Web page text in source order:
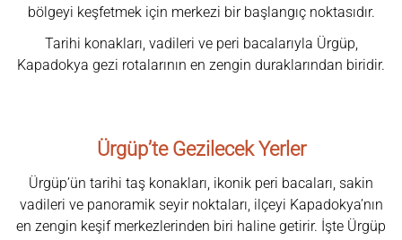
bölgeyi keşfetmek için merkezi bir başlangıç noktasıdır.
Tarihi konakları, vadileri ve peri bacalarıyla Ürgüp,
Kapadokya gezi rotalarının en zengin duraklarından biridir.
Ürgüp’te Gezilecek Yerler
Ürgüp’ün tarihi taş konakları, ikonik peri bacaları, sakin
vadileri ve panoramik seyir noktaları, ilçeyi Kapadokya’nın
en zengin keşif merkezlerinden biri haline getirir. İşte Ürgüp